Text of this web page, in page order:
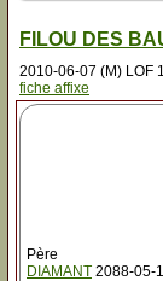
FILOU DES
2010-06-07 (M) LOF
fiche affixe
Père
DIAMANT 2088-05-